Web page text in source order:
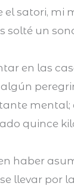
satori, mi
solté un
en las
quince
haber
llevar por